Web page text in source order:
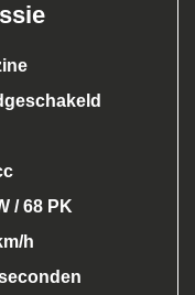
/ 68 PK
h